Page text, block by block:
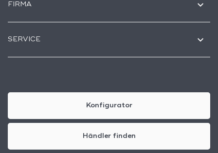
FIRMA
SERVICE
Konfigurator
Händler finden